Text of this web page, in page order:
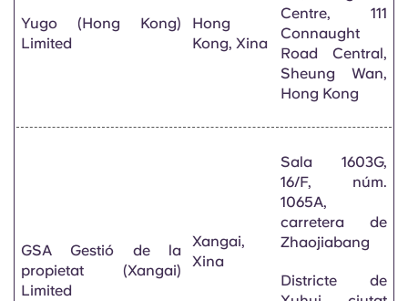
Yugo (Hong Kong)
Limited
Hong
Kong, Xina
Centre, 111
Connaught
Road Central,
Sheung Wan,
Hong Kong
GSA Gestió de la
propietat (Xangai)
Limited
Xangai,
Xina
Sala 1603G,
16/F, núm.
1065A,
carretera de
Zhaojiabang
Districte de